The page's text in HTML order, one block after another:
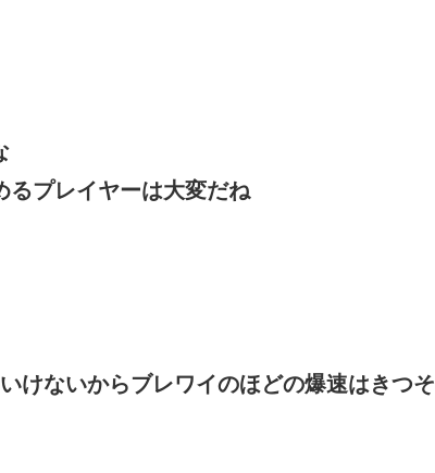
るプレイヤーは大変だね
けないからブレワイのほどの爆速はきつそ